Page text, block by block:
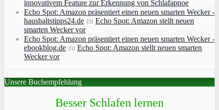
innovativem Feature zur Erkennung von Schlafapnoe
Echo Spot: Amazon präsentiert einen neuen smarten Wecker -
haushaltstipps24.de zu Echo Spot: Amazon stellt neuen
smarten Wecker vor
Echo Spot: Amazon präsentiert einen neuen smarten Wecker -
ebookblog.de zu Echo Spot: Amazon stellt neuen smarten
Wecker vor
Unsere Buchempfehlung
Besser Schlafen lernen